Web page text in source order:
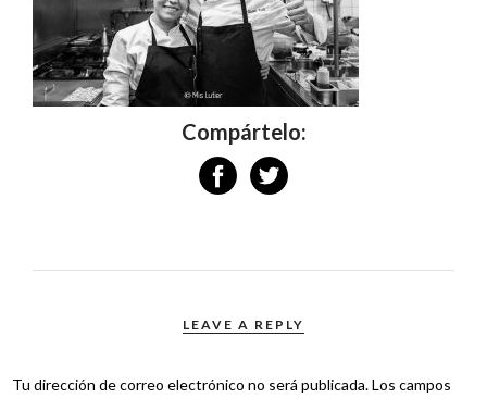
Compártelo:
LEAVE A REPLY
Tu dirección de correo electrónico no será publicada.Los campos